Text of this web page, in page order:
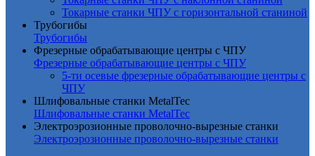
Токарные станки ЧПУ с горизонтальной станиной
Трубогибы
Трубогибы
Фрезерные обрабатывающие центры с ЧПУ
Фрезерные обрабатывающие центры с ЧПУ
5-ти осевые фрезерные обрабатывающие центры с
ЧПУ
Шлифовальные станки MetalTec
Шлифовальные станки MetalTec
Электроэрозионные проволочно-вырезные станки
Электроэрозионные проволочно-вырезные станки